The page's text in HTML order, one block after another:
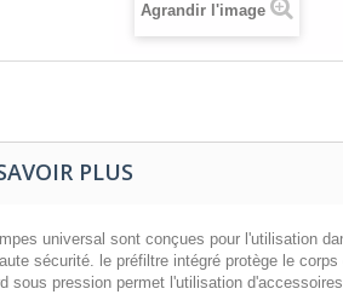
Agrandir l'image
PLUS
universal sont conçues pour l'utilisation
sécurité. le préfiltre intégré protège le
sous pression permet l'utilisation